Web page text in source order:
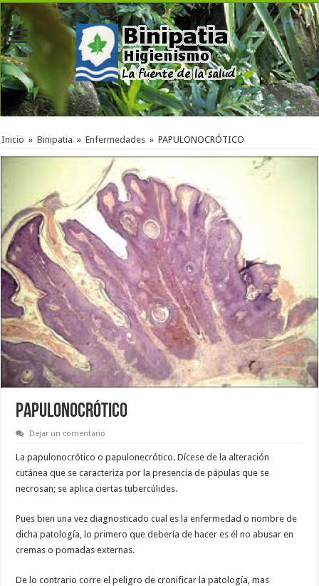
Inicio » Binipatia » Enfermedades » PAPULONOCRÓTICO
PAPULONOCRÓTICO
Dejar un comentario
La papulonocrótico o papulonecrótico. Dícese de la alteración
cutánea que se caracteriza por la presencia de pápulas que se
necrosan; se aplica ciertas tubercúlides.
Pues bien una vez diagnosticado cual es la enfermedad o nombre de
dicha patología, lo primero que debería de hacer es él no abusar en
cremas o pomadas externas.
De lo contrario corre el peligro de cronificar la patología, mas